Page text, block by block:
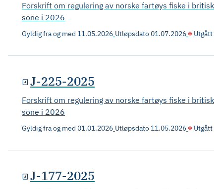
Forskrift om regulering av norske fartøys fiske i britisk
sone i 2026
Gyldig fra og med 11.05.2026 Utløpsdato01.07.2026 Utgått
J-225-2025
Forskrift om regulering av norske fartøys fiske i britisk
sone i 2026
Gyldig fra og med 01.01.2026 Utløpsdato 11.05.2026 Utgått
J-177-2025